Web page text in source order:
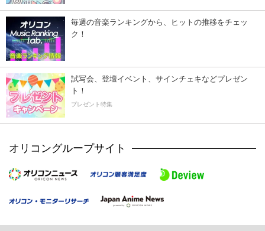
毎週の音楽ランキングから、ヒットの推移をチェッ
ク！
試写会、登壇イベント、サインチェキなどプレゼン
ト！
プレゼント特集
オリコングループサイト